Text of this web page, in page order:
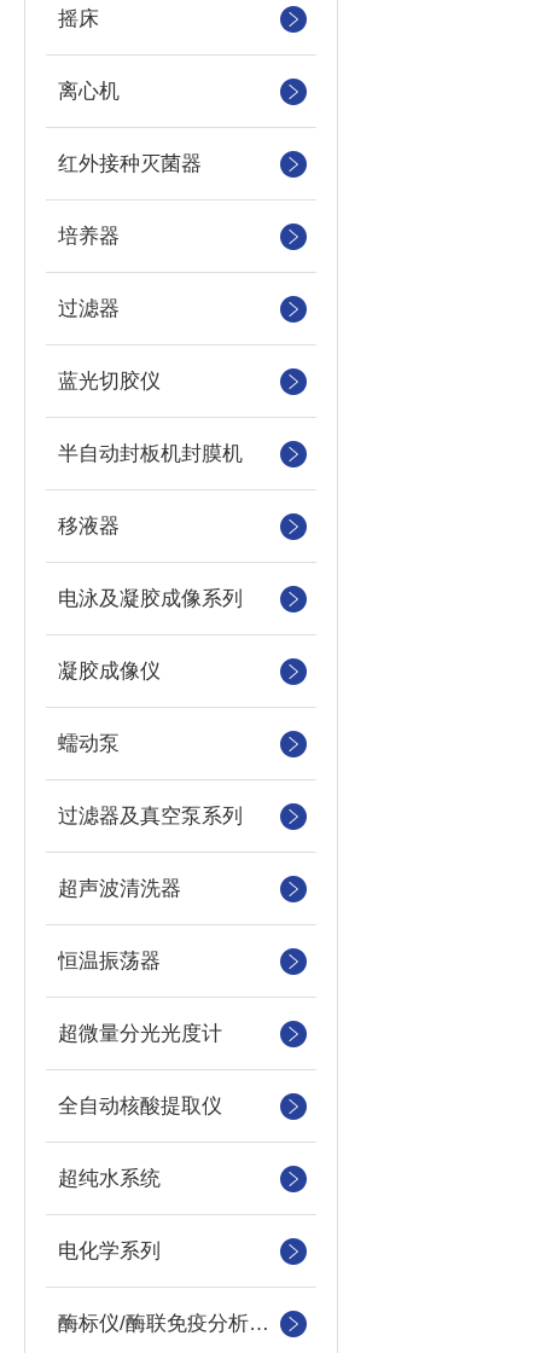
摇床
离心机
红外接种灭菌器
培养器
过滤器
蓝光切胶仪
半自动封板机封膜机
移液器
电泳及凝胶成像系列
凝胶成像仪
蠕动泵
过滤器及真空泵系列
超声波清洗器
恒温振荡器
超微量分光光度计
全自动核酸提取仪
超纯水系统
电化学系列
酶标仪/酶联免疫分析仪及洗板机